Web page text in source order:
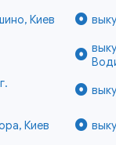
Киев
Киев